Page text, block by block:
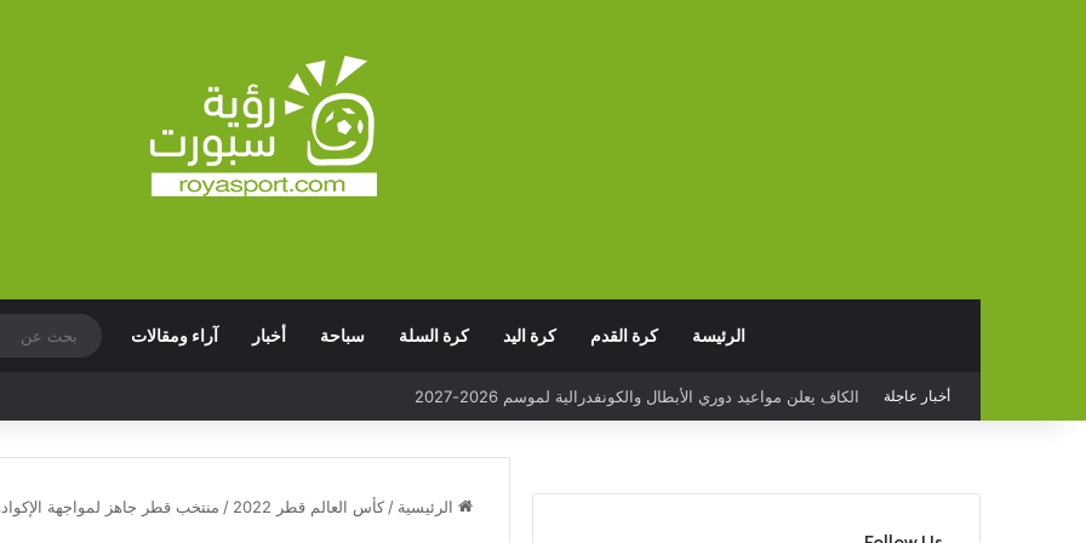
الرئيسة كرة القدم كرة اليد كرة السلة سباحة أخبار آراء ومقالات
أخبار عاجلة البدع يخسر أمام قيصري سبور التركي وديا
الرئيسية / كأس العالم قطر 2022 / منتخب قطر جاهز لمواجهة الإكوادور